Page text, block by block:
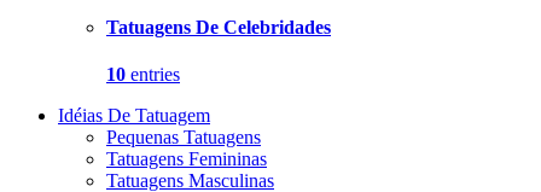
Tatuagens De Celebridades
10 entries
Idéias De Tatuagem
Pequenas Tatuagens
Tatuagens Femininas
Tatuagens Masculinas